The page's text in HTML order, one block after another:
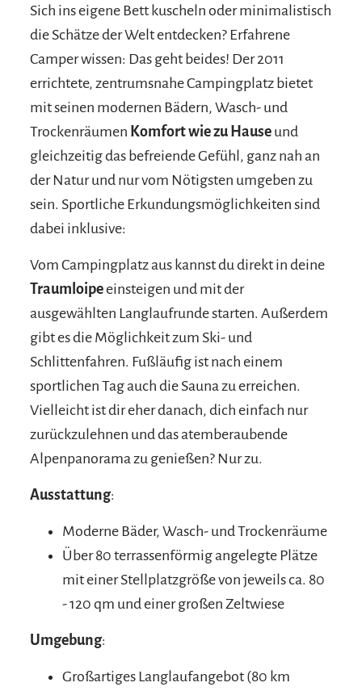
Sich ins eigene Bett kuscheln oder minimalistisch
die Schätze der Welt entdecken? Erfahrene
Camper wissen: Das geht beides! Der 2011
errichtete, zentrumsnahe Campingplatz bietet
mit seinen modernen Bädern, Wasch- und
Trockenräumen Komfort wie zu Hause und
gleichzeitig das befreiende Gefühl, ganz nah an
der Natur und nur vom Nötigsten umgeben zu
sein. Sportliche Erkundungsmöglichkeiten sind
dabei inklusive:
Vom Campingplatz aus kannst du direkt in deine
Traumloipeeinsteigen und mit der
ausgewählten Langlaufrunde starten. Außerdem
gibt es die Möglichkeit zum Ski- und
Schlittenfahren. Fußläufig ist nach einem
sportlichen Tag auch die Sauna zu erreichen.
Vielleicht ist dir eher danach, dich einfach nur
zurückzulehnen und das atemberaubende
Alpenpanorama zu genießen? Nur zu.
Ausstattung:
Moderne Bäder, Wasch- und Trockenräume
Über 80 terrassenförmig angelegte Plätze
mit einer Stellplatzgröße von jeweils ca. 80
- 120 qm und einer großen Zeltwiese
Umgebung:
Großartiges Langlaufangebot (80 km